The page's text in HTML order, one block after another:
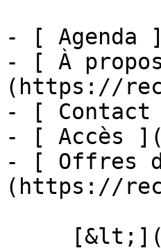
- [ Agenda
- [ À
(https://
- [
- [ Accès
- [ Offres
(https://